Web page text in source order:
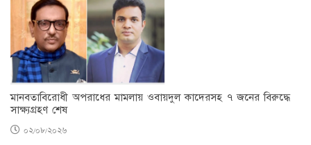
মানবতাবিরোধী অপরাধের মামলায় ওবায়দুল কাদেরসহ ৭ জনের বিরুদ্ধে
সাক্ষ্যগ্রহণ শেষ
০২/০৮/২০২৬